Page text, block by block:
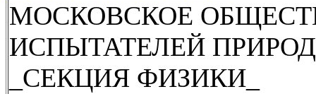
МОСКОВСКОЕ
ИСПЫТАТЕЛЕЙ
_СЕКЦИЯ ФИЗИКИ_